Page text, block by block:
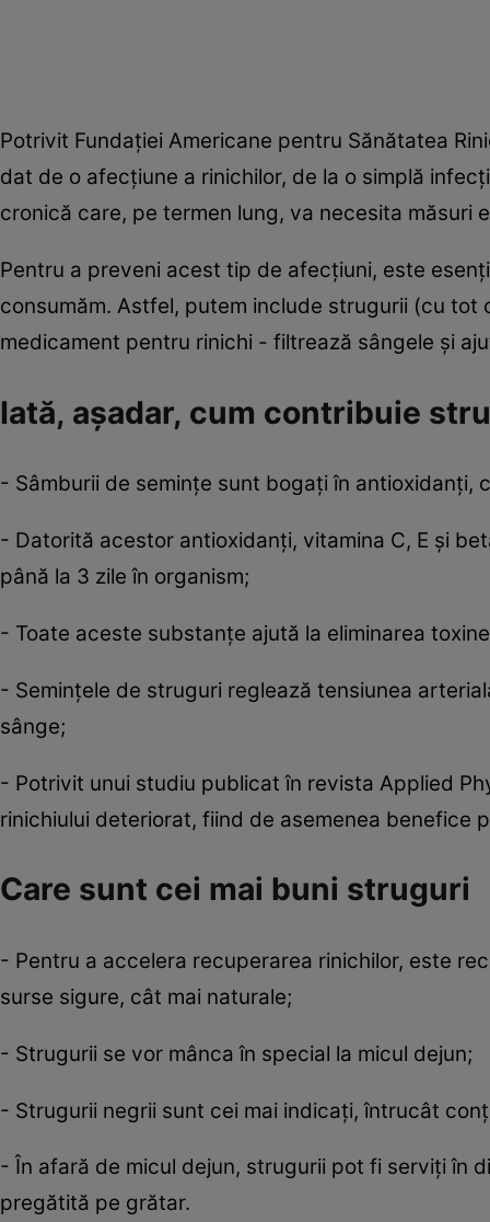
Potrivit Fundaţiei Americane pentru Sănătatea
dat de o afecţiune a rinichilor, de la o simplă
cronică care, pe termen lung, va necesita măsuri
Pentru a preveni acest tip de afecţiuni, este
consumăm. Astfel, putem include strugurii (cu tot
medicament pentru rinichi - filtrează sângele şi
Iată, aşadar, cum contribuie
- Sâmburii de seminţe sunt bogaţi în antioxidanţi,
- Datorită acestor antioxidanţi, vitamina C, E şi
până la 3 zile în organism;
- Toate aceste substanţe ajută la eliminarea
- Seminţele de struguri reglează tensiunea
sânge;
- Potrivit unui studiu publicat în revista Applied
rinichiului deteriorat, fiind de asemenea benefice
Care sunt cei mai buni struguri
- Pentru a accelera recuperarea rinichilor, este
surse sigure, cât mai naturale;
- Strugurii se vor mânca în special la micul dejun;
- Strugurii negrii sunt cei mai indicaţi, întrucât
- În afară de micul dejun, strugurii pot fi serviţi în
pregătită pe grătar.